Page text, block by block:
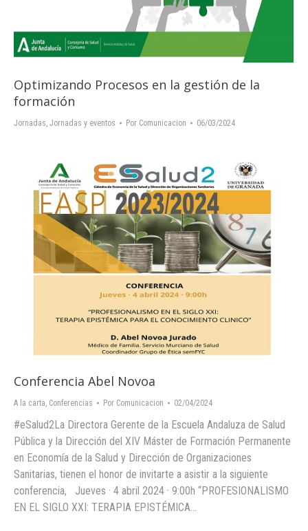
Optimizando Procesos en la gestión de la
formación
Jornadas, Jornadas y eventos Por Comunicacion 06/03/2024
Conferencia Abel Novoa
A la carta, Conferencias Por Comunicacion 02/04/2024
#eSalud2La Directora Gerente de la Escuela Andaluza de Salud
Pública y la Dirección del XIV Máster de Formación Permanente
en Economía de la Salud y Dirección de Organizaciones
Sanitarias, tienen el honor de invitarte a asistir a la siguiente
conferencia, Jueves · 4 abril 2024 · 9:00h “PROFESIONALISMO
EN EL SIGLO XXI: TERAPIA EPISTÉMICA…